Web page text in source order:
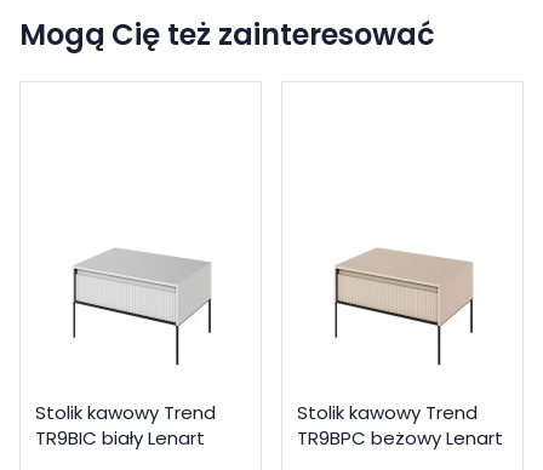
Mogą Cię też zainteresować
Stolik kawowy Trend
TR9BIC biały Lenart
Stolik kawowy Trend
TR9BPC beżowy Lenart